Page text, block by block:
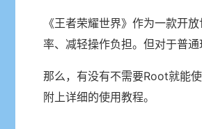
《王者荣耀世界》作为一款开
率、减轻操作负担。但对于普
那么，有没有不需要Root就能
附上详细的使用教程。